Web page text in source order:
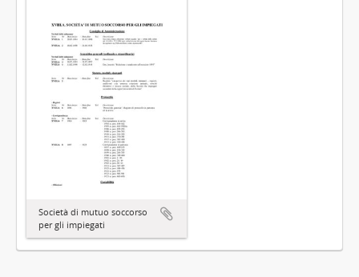
Società di mutuo soccorso
per gli impiegati